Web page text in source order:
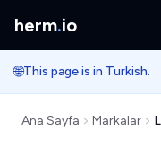
herm.io
🌐This page is in Turkish.
Ana Sayfa Markalar